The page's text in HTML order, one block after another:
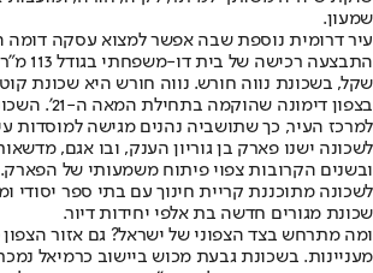
שמעון.
עיר דרומית נוספת שבה אפשר למצוא עסקה דומה
שקל, בשכונת נווה חורש. נווה חורש היא שכונת
בצפון דימונה
למרכז העיר, כך שתושביה נהנים מגישה למוסדות
לשכונה ישנו פארק בן גוריון הענק, ובו אגם,
ובשנים הקרובות צפוי פיתוח משמעותי של
לשכונה מתוכננת קריית חינוך עם בתי ספר
שכונת מגורים חדשה בת אלפי יחידות דיור.
ומה מתרחש בצד הצפוני של ישראל? גם אזור
מעניינות. בשכונת גבעת מכוש ביישוב כרמיאל